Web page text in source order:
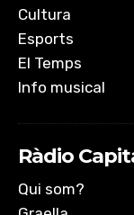
Cultura
Esports
El Temps
Info musical
Ràdio
Qui som?